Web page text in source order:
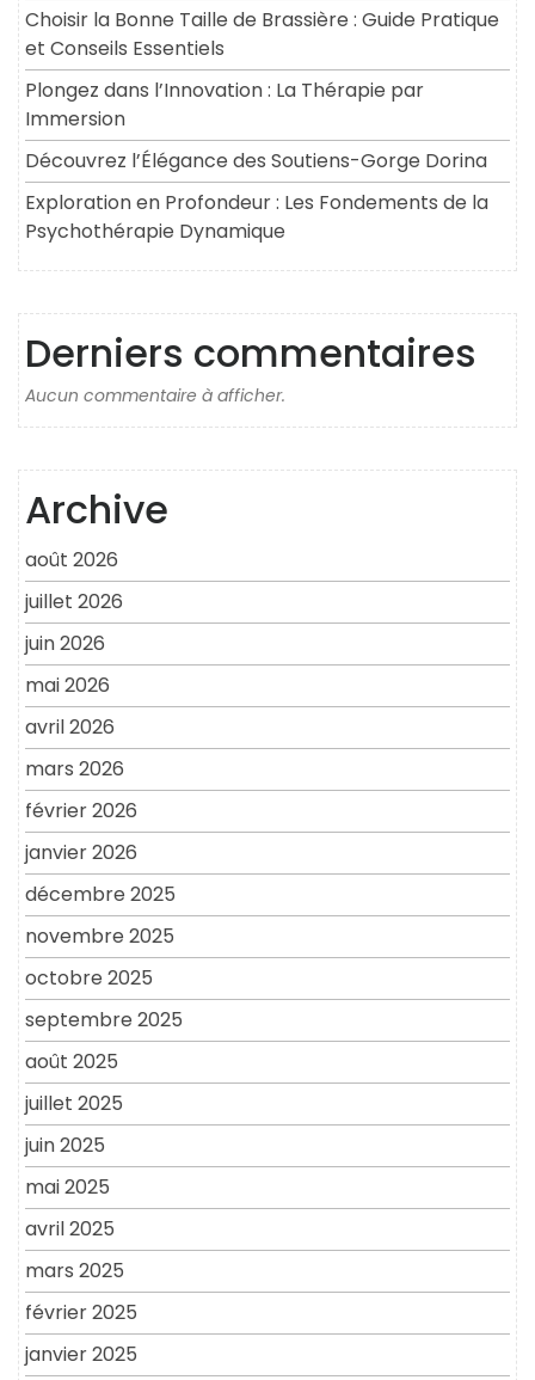
Choisir la Bonne Taille de Brassière : Guide Pratique
et Conseils Essentiels
Plongez dans l’Innovation : La Thérapie par
Immersion
Découvrez l’Élégance des Soutiens-Gorge Dorina
Exploration en Profondeur : Les Fondements de la
Psychothérapie Dynamique
Derniers commentaires
Aucun commentaire à afficher.
Archive
août 2026
juillet 2026
juin 2026
mai 2026
avril 2026
mars 2026
février 2026
janvier 2026
décembre 2025
novembre 2025
octobre 2025
septembre 2025
août 2025
juillet 2025
juin 2025
mai 2025
avril 2025
mars 2025
février 2025
janvier 2025